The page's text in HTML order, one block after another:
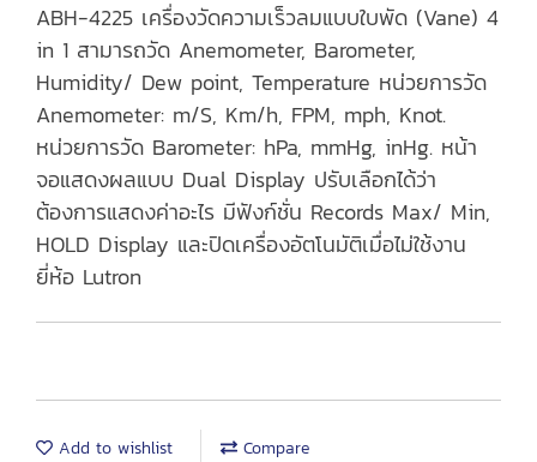
ABH-4225 เครื่องวัดความเร็วลมแบบใบพัด (Vane) 4
in 1 สามารถวัด Anemometer, Barometer,
Humidity/ Dew point, Temperature หน่วยการวัด
Anemometer: m/S, Km/h, FPM, mph, Knot.
หน่วยการวัด Barometer: hPa, mmHg, inHg. หน้า
จอแสดงผลแบบ Dual Display ปรับเลือกได้ว่า
ต้องการแสดงค่าอะไร มีฟังก์ชั่น Records Max/ Min,
HOLD Display และปิดเครื่องอัตโนมัติเมื่อไม่ใช้งาน
ยี่ห้อ Lutron
Add to wishlist Compare